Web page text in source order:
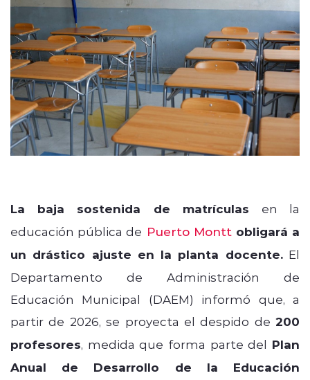
La baja sostenida de matrículas en la
educación pública de Puerto Monttobligará a
un drástico ajuste en la planta docente.El
Departamento de Administración de
Educación Municipal (DAEM) informó que, a
partir de 2026, se proyecta el despido de 200
profesores, medida que forma parte del Plan
Anual de Desarrollo de la Educación